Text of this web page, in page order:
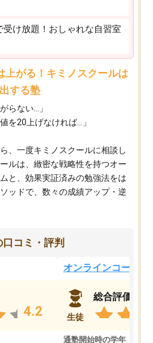
け放題！おしゃれな自習室
上がる！キミノスクールは
する塾
らない…」
を20上げなければ…」
、一度キミノスクールに相談し
ルは、緻密な戦略性を持つオー
と、効果実証済みの勉強法をは
ッドで、数々の成績アップ・逆
コミ・評判
4.2
オンラインコース
生徒
総合評価
通塾開始時の学年